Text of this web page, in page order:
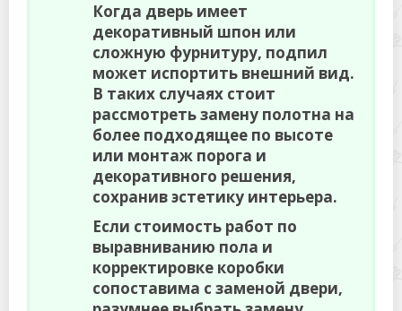
Когда дверь имеет
декоративный шпон или
сложную фурнитуру, подпил
может испортить внешний вид.
В таких случаях стоит
рассмотреть замену полотна на
более подходящее по высоте
или монтаж порога и
декоративного решения,
сохранив эстетику интерьера.
Если стоимость работ по
выравниванию пола и
корректировке коробки
сопоставима с заменой двери,